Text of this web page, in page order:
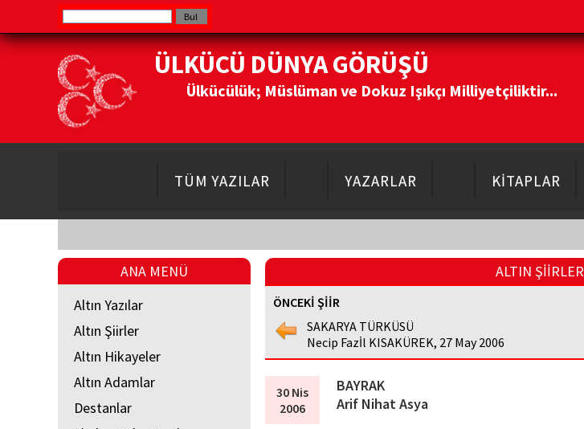
ÜLKÜCÜ DÜNYA GÖRÜŞÜ
Ülkücülük; Müslüman ve Dokuz Işıkçı Milliyetçiliktir...
TÜM YAZILAR YAZARLAR KİTAPLAR
ANA MENÜ
Altın Yazılar
Altın Şiirler
Altın Hikayeler
Altın Adamlar
Destanlar
ALTIN ŞİİRLER
ÖNCEKİ ŞİİR
SAKARYA TÜRKÜSÜ
Necip Fazİl KISAKÜREK, 27 May 2006
30 Nis
2006
BAYRAK
Arif Nihat Asya